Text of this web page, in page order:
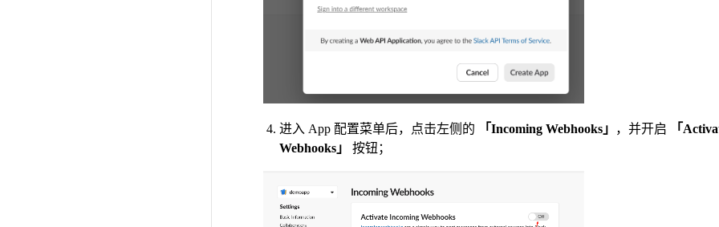
进入 App 配置菜单后，点击左侧的 「Incoming Webhooks」 ，并开启
「
Webhooks」
按钮；